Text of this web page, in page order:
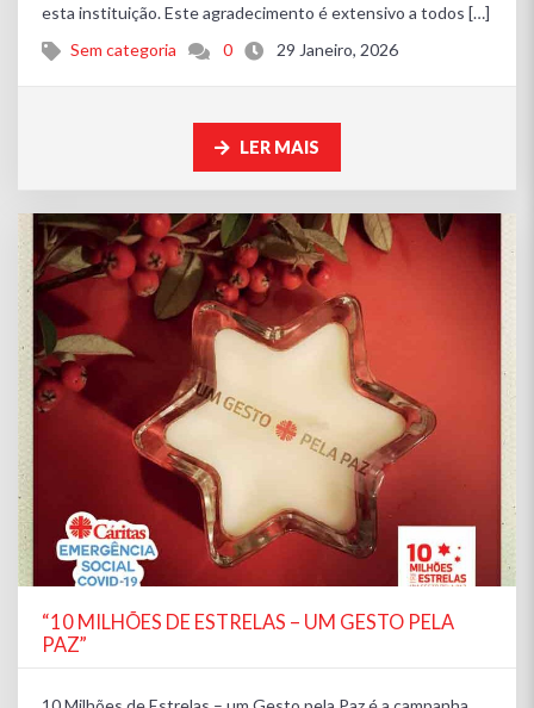
esta instituição. Este agradecimento é extensivo a todos […]
Sem categoria
0 29 Janeiro, 2026
LER MAIS
“10 MILHÕES DE ESTRELAS – UM GESTO PELA
PAZ”